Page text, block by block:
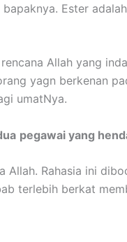
Ester
Allah yang
yagn berkenan
umatNya.
pegawai yang
Allah. Rahasia ini
terlebih berkat